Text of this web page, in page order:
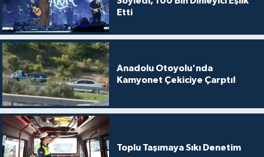
Etti
Anadolu Otoyolu'nda
Kamyonet Çekiciye Çarptı!
Toplu Taşımaya Sıkı Denetim